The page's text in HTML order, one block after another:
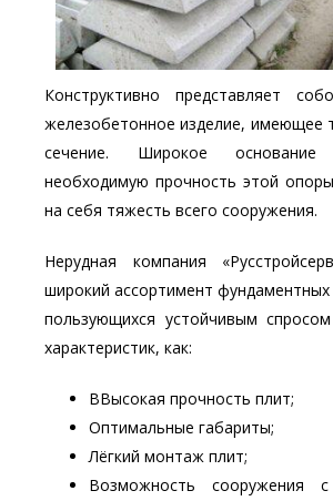
Конструктивно представляет
железобетонное изделие, имеющее
сечение. Широкое основание
необходимую прочность этой
на себя тяжесть всего сооружения.
Нерудная компания
широкий ассортимент
пользующихся устойчивым
характеристик, как:
ВВысокая прочность плит;
Оптимальные габариты;
Лёгкий монтаж плит;
Возможность сооружения